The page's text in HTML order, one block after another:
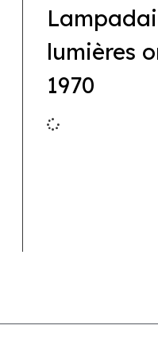
lumières
1970